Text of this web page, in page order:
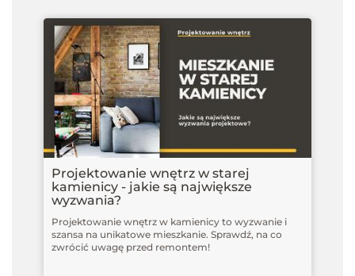
Projektowanie wnętrz w starej
kamienicy - jakie są największe
wyzwania?
Projektowanie wnętrz w kamienicy to wyzwanie i
szansa na unikatowe mieszkanie. Sprawdź, na co
zwrócić uwagę przed remontem!